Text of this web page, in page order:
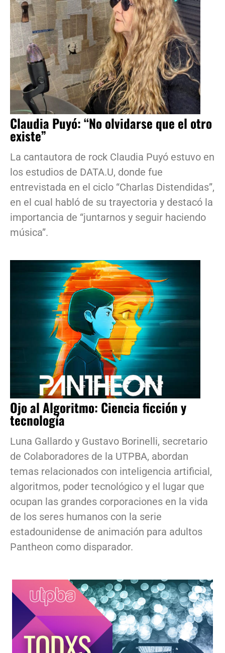
Claudia Puyó: “No olvidarse que el otro
existe”
La cantautora de rock Claudia Puyó estuvo en
los estudios de DATA.U, donde fue
entrevistada en el ciclo “Charlas Distendidas”,
en el cual habló de su trayectoria y destacó la
importancia de “juntarnos y seguir haciendo
música”.
Ojo al Algoritmo: Ciencia ficción y
tecnología
Luna Gallardo y Gustavo Borinelli, secretario
de Colaboradores de la UTPBA, abordan
temas relacionados con inteligencia artificial,
algoritmos, poder tecnológico y el lugar que
ocupan las grandes corporaciones en la vida
de los seres humanos con la serie
estadounidense de animación para adultos
Pantheon como disparador.